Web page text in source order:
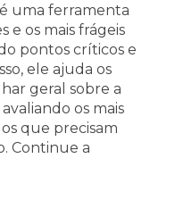
uma ferramenta
e os mais frágeis
pontos críticos e
ele ajuda os
geral sobre a
os mais
que precisam
Continue a